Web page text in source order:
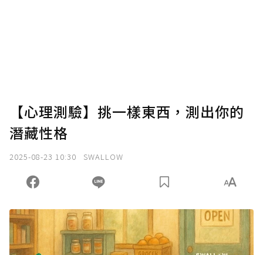
【心理測驗】挑一樣東西，測出你的
潛藏性格
2025-08-23 10:30 SWALLOW